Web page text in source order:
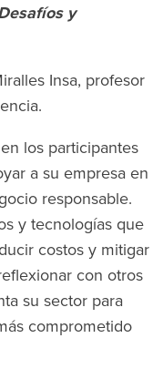
y
Insa, profesor
los participantes
a su empresa en
responsable.
y tecnologías que
costos y mitigar
con otros
su sector para
comprometido